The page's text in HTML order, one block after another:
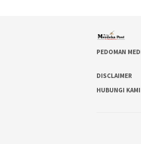
PEDOMAN
DISCLAIMER
HUBUNGI KAMI